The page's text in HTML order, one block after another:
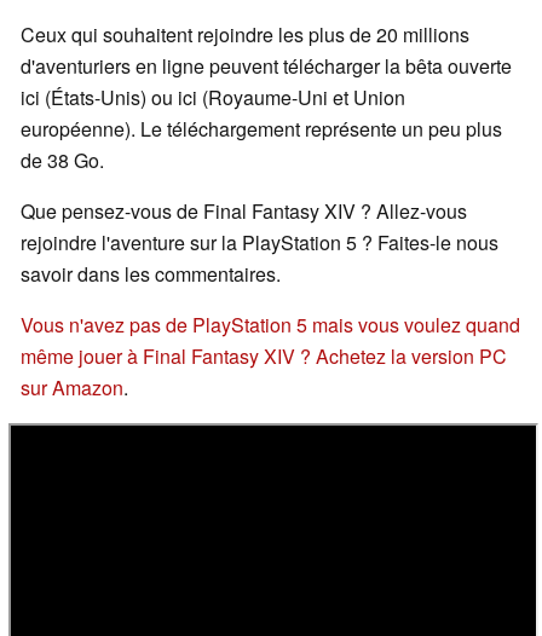
Ceux qui souhaitent rejoindre les plus de 20 millions
d'aventuriers en ligne peuvent télécharger la bêta ouverte
ici (États-Unis) ou ici (Royaume-Uni et Union
européenne). Le téléchargement représente un peu plus
de 38 Go.
Que pensez-vous de Final Fantasy XIV ? Allez-vous
rejoindre l'aventure sur la PlayStation 5 ? Faites-le nous
savoir dans les commentaires.
Vous n'avez pas de PlayStation 5 mais vous voulez quand
même jouer à Final Fantasy XIV ? Achetez la version PC
sur Amazon.